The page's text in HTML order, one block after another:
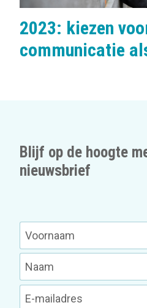
2023: kiezen
communicatie
Blijf op de hoogte
nieuwsbrief